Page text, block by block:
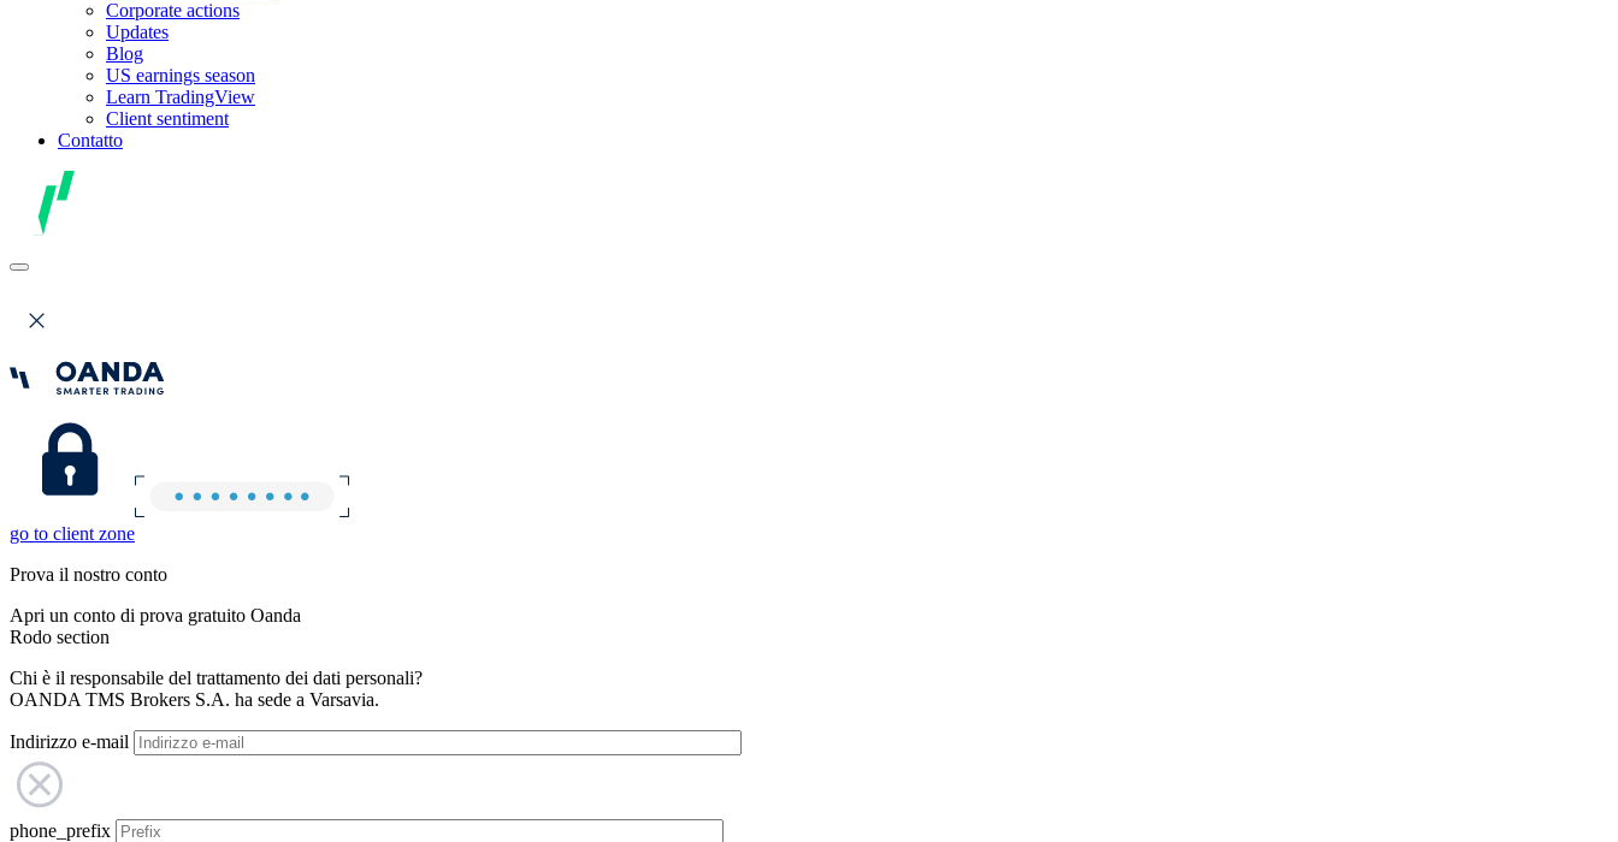
Corporate actions
Updates
Blog
US earnings season
Learn TradingView
Client sentiment
Contatto
go to client zone
Prova il nostro conto
Apri un conto di prova gratuito Oanda
Rodo section
Chi è il responsabile del trattamento dei dati personali?
OANDA TMS Brokers S.A. ha sede a Varsavia.
Indirizzo e-mail
phone_prefix